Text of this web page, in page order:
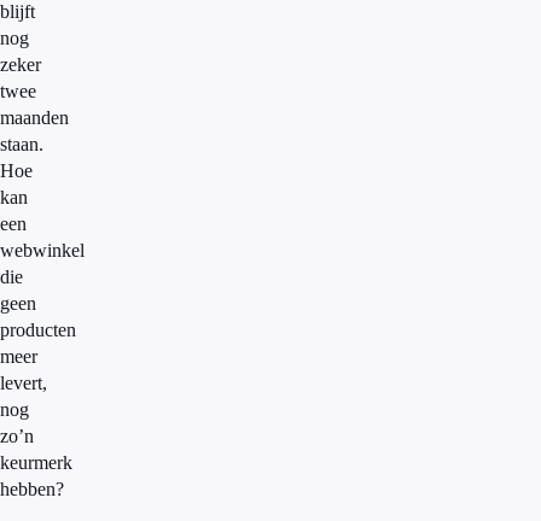
blijft
nog
zeker
twee
maanden
staan.
Hoe
kan
een
webwinkel
die
geen
producten
meer
levert,
nog
zo’n
keurmerk
hebben?